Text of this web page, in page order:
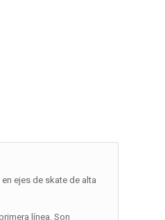
ejes de skate de alta
línea. Son